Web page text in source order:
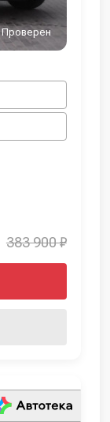
Проверен
383 900 ₽